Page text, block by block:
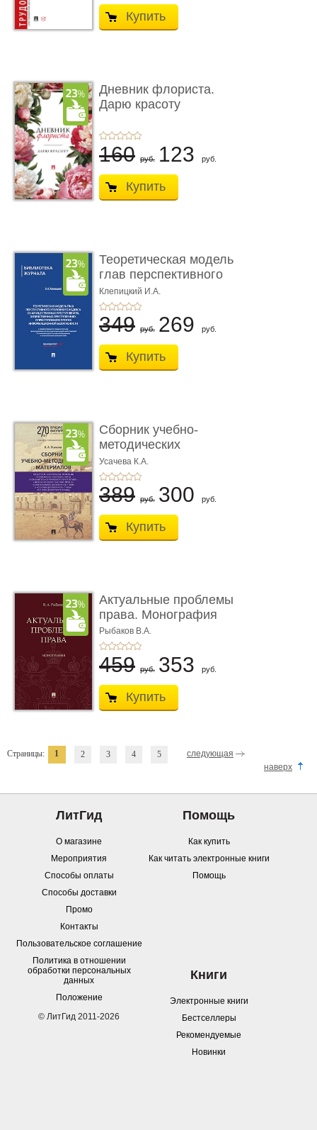
Купить
Дневник флориста.
Дарю красоту
160 руб. 123 руб.
Купить
Теоретическая модель
глав перспективного
УК о ...
Клепицкий И.А.
349 руб. 269 руб.
Купить
Сборник учебно-
методических
материалов по кур ...
Усачева К.А.
389 руб. 300 руб.
Купить
Актуальные проблемы
права. Монография
Рыбаков В.А.
459 руб. 353 руб.
Купить
Страницы: 1 2 3 4 5
следующая
наверх
ЛитГид
О магазине
Мероприятия
Способы оплаты
Способы доставки
Промо
Контакты
Пользовательское соглашение
Политика в отношении
обработки персональных
данных
Положение
© ЛитГид 2011-2026
Помощь
Как купить
Как читать электронные книги
Помощь
Книги
Электронные книги
Бестселлеры
Рекомендуемые
Новинки